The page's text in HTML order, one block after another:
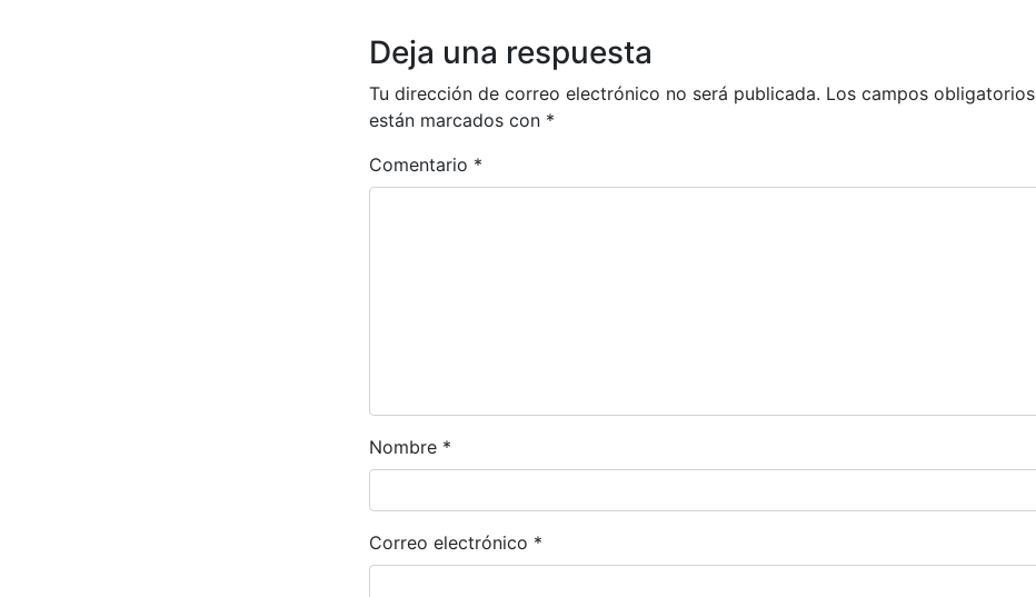
Deja una respuesta
Tu dirección de correo electrónico no será publicada. Los campos obligatorios
están marcados con *
Comentario *
Nombre *
Correo electrónico *